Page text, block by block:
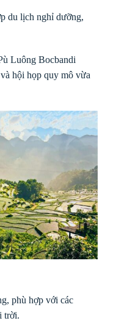
du lịch nghỉ dưỡng,
Luông Bocbandi
hội họp quy mô vừa
phù hợp với các
trời.